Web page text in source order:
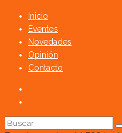
Inicio
Eventos
Novedades
Opinión
Contacto